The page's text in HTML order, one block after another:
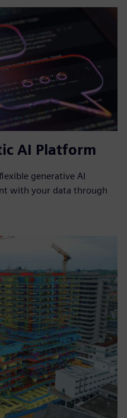
AI Platform
generative AI
with your data through